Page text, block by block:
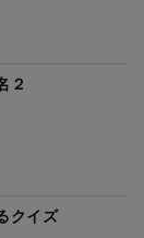
２
クイズ